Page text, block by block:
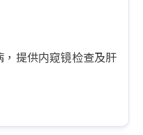
提供内窥镜检查及肝